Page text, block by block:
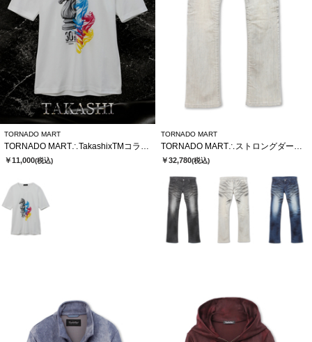
TORNADO MART
￥11,000(税込)
TORNADO MART
￥32,780(税込)